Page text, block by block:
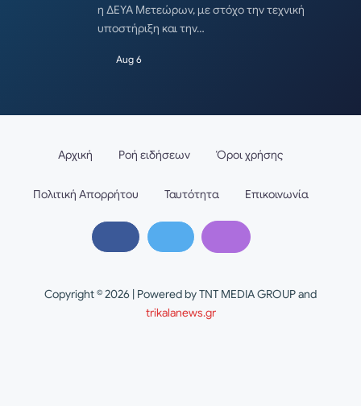
η ΔΕΥΑ Μετεώρων, με στόχο την τεχνική
υποστήριξη και την…
Aug 6
Copyright © 2026 | Powered by TNT MEDIA GROUP and
trikalanews.gr
Αρχική Ροή ειδήσεων Όροι χρήσης
Πολιτική Απορρήτου Ταυτότητα Επικοινωνία